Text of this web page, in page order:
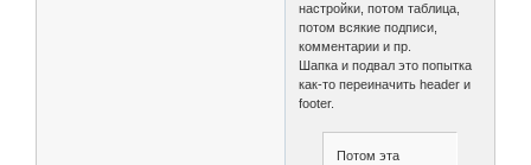
настройки, потом таблица,
потом всякие подписи,
комментарии и пр.
Шапка и подвал это попытка
как-то переиначить header и
footer.
Потом эта